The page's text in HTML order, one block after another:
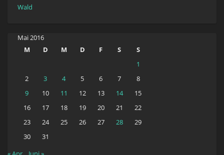
Wald
Mai 2016
M
D M D F S
S
1
2
3 4 5 6 7
8
9
10 11 12 13 14
15
16
17 18 19 20 21
22
23
24 25 26 27 28
29
30
31